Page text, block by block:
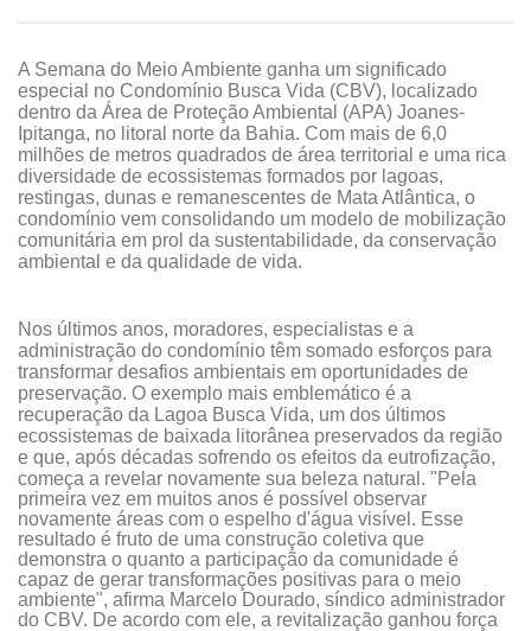
A Semana do Meio Ambiente ganha um significado
especial no Condomínio Busca Vida (CBV), localizado
dentro da Área de Proteção Ambiental (APA) Joanes-
Ipitanga, no litoral norte da Bahia. Com mais de 6,0
milhões de metros quadrados de área territorial e uma rica
diversidade de ecossistemas formados por lagoas,
restingas, dunas e remanescentes de Mata Atlântica, o
condomínio vem consolidando um modelo de mobilização
comunitária em prol da sustentabilidade, da conservação
ambiental e da qualidade de vida.
Nos últimos anos, moradores, especialistas e a
administração do condomínio têm somado esforços para
transformar desafios ambientais em oportunidades de
preservação. O exemplo mais emblemático é a
recuperação da Lagoa Busca Vida, um dos últimos
ecossistemas de baixada litorânea preservados da região
e que, após décadas sofrendo os efeitos da eutrofização,
começa a revelar novamente sua beleza natural. "Pela
primeira vez em muitos anos é possível observar
novamente áreas com o espelho d'água visível. Esse
resultado é fruto de uma construção coletiva que
demonstra o quanto a participação da comunidade é
capaz de gerar transformações positivas para o meio
ambiente", afirma Marcelo Dourado, síndico administrador
do CBV. De acordo com ele, a revitalização ganhou força